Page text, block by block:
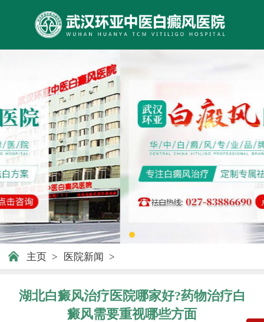
主页 > 医院新闻 >
湖北白癜风治疗医院哪家好?药物治疗白
癜风需要重视哪些方面